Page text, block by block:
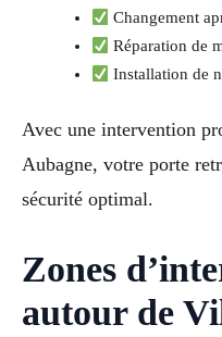
Changement
Réparation de
Installation de
Avec une intervention
Aubagne, votre porte
sécurité optimal.
Zones
autour de